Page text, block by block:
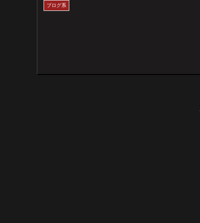
ブログ系